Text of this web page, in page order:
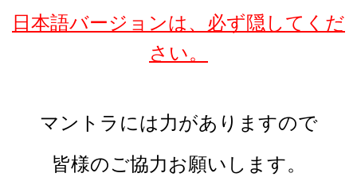
日本語バージョンは、必ず隠してくだ
さい。
マントラには力がありますので
皆様のご協力お願いします。